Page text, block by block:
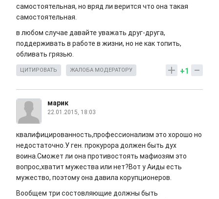
самостоятельная, но вряд ли верится что она такая
самостоятельная.
в любом случае давайте уважать друг-друга,
поддерживать в работе в жизни, но не как топить,
обливать грязью.
+1
ЦИТИРОВАТЬ ЖАЛОБА МОДЕРАТОРУ
марик
22.01.2015, 18:03
квалифицированность,профессионализм это хорошо но
недостаточно.У ген. прокурора должен быть дух
воина.Сможет ли она противостоять мафиозям это
вопрос,хватит мужества или нет?Вот у Аиды есть
мужество, поэтому она давила корупционеров.
Вообщем три состовляющие должны быть